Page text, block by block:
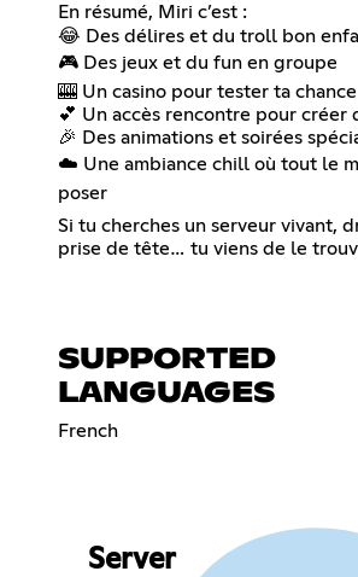
En résumé, Miri c’est :
😂 Des délires et du troll bon
🎮 Des jeux et du fun en groupe
🎰 Un casino pour tester ta chance
💕 Un accès rencontre pour créer
🎉 Des animations et soirées
☁️ Une ambiance chill où tout le
poser
Si tu cherches un serveur vivant,
prise de tête… tu viens de le
SUPPORTED
LANGUAGES
French
Server